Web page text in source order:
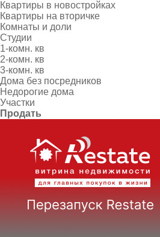
Квартиры в новостройках
Квартиры на вторичке
Комнаты и доли
Студии
1-комн. кв
2-комн. кв
3-комн. кв
Дома без посредников
Недорогие дома
Участки
Продать